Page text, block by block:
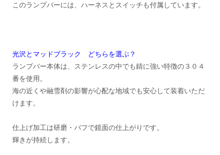
このランプバーには、ハーネスとスイッチも付属しています。
光沢とマッドブラック どちらを選ぶ？
ランプバー本体は、ステンレスの中でも錆に強い特徴の３０４
番を使用。
海の近くや融雪剤の影響が心配な地域でも安心して装着いただ
けます。
仕上げ加工は研磨・バフで鏡面の仕上がりです。
輝きが持続します。